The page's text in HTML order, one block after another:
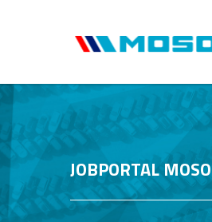
JOBPORTAL